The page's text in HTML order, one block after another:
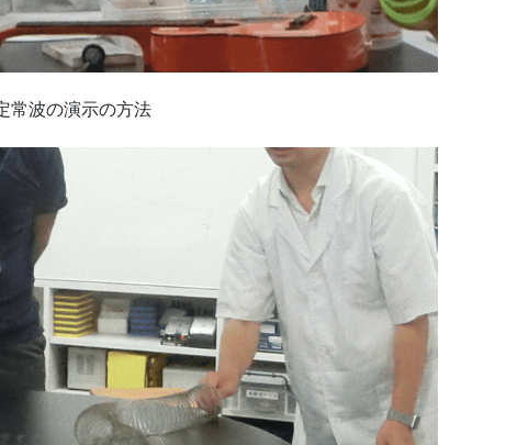
常波の演示の方法